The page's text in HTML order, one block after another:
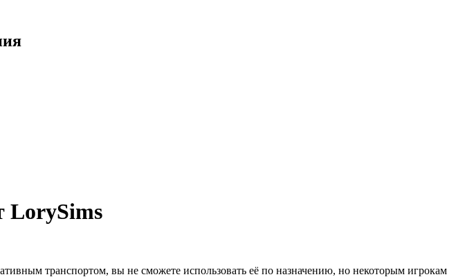
LorySims
транспортом, вы не сможете использовать её по назначению, но некоторым игрокам